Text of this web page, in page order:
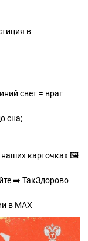
в
свет = враг
сна;
наших карточках 🖼
➡️ ТакЗдорово
в МАХ